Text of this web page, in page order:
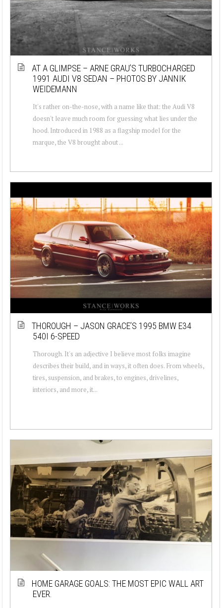
AT A GLIMPSE – ARNE GRAU’S TURBOCHARGED
1991 AUDI V8 SEDAN – PHOTOS BY JANNIK
WEIDEMANN
It's rather on-the-nose, with a name like that: the Audi V8
doesn't leave much room for guessing what lies under the
hood. Introduced in 1988 as a flagship model for the
marque, the V8 brought about ...
THOROUGH – JASON GRACE’S 1995 BMW E34
540I 6-SPEED
Thorough. It's an adjective I believe most folks imagine
describes their build, and in ways, it often does. From wheels,
tires, suspension, and brakes, to engines, drivelines,
interiors, and more, it...
HOME GARAGE GOALS: THE MOST EPIC WALL ART
EVER.